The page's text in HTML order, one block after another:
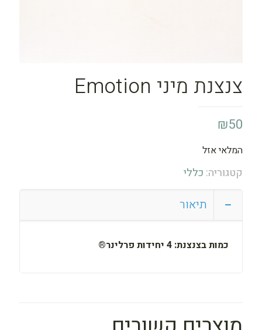
צנצנת מיני Emotion
₪50
המלאי אזל
קטגוריה: כללי
תיאור
כמות בצנצנת: 4 יחידות פרלינר®